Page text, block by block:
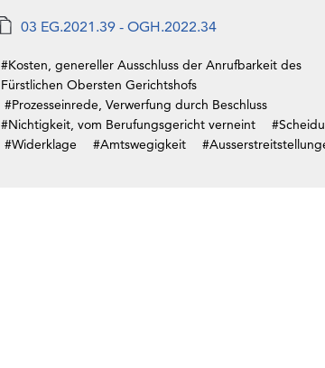
03 EG.2021.39 - OGH.2022.34
#Kosten, genereller Ausschluss der Anrufbarkeit des
Fürstlichen Obersten Gerichtshofs
#Prozesseinrede, Verwerfung durch Beschluss
#Nichtigkeit, vom Berufungsgericht verneint
#Widerklage
#Amtswegigkeit